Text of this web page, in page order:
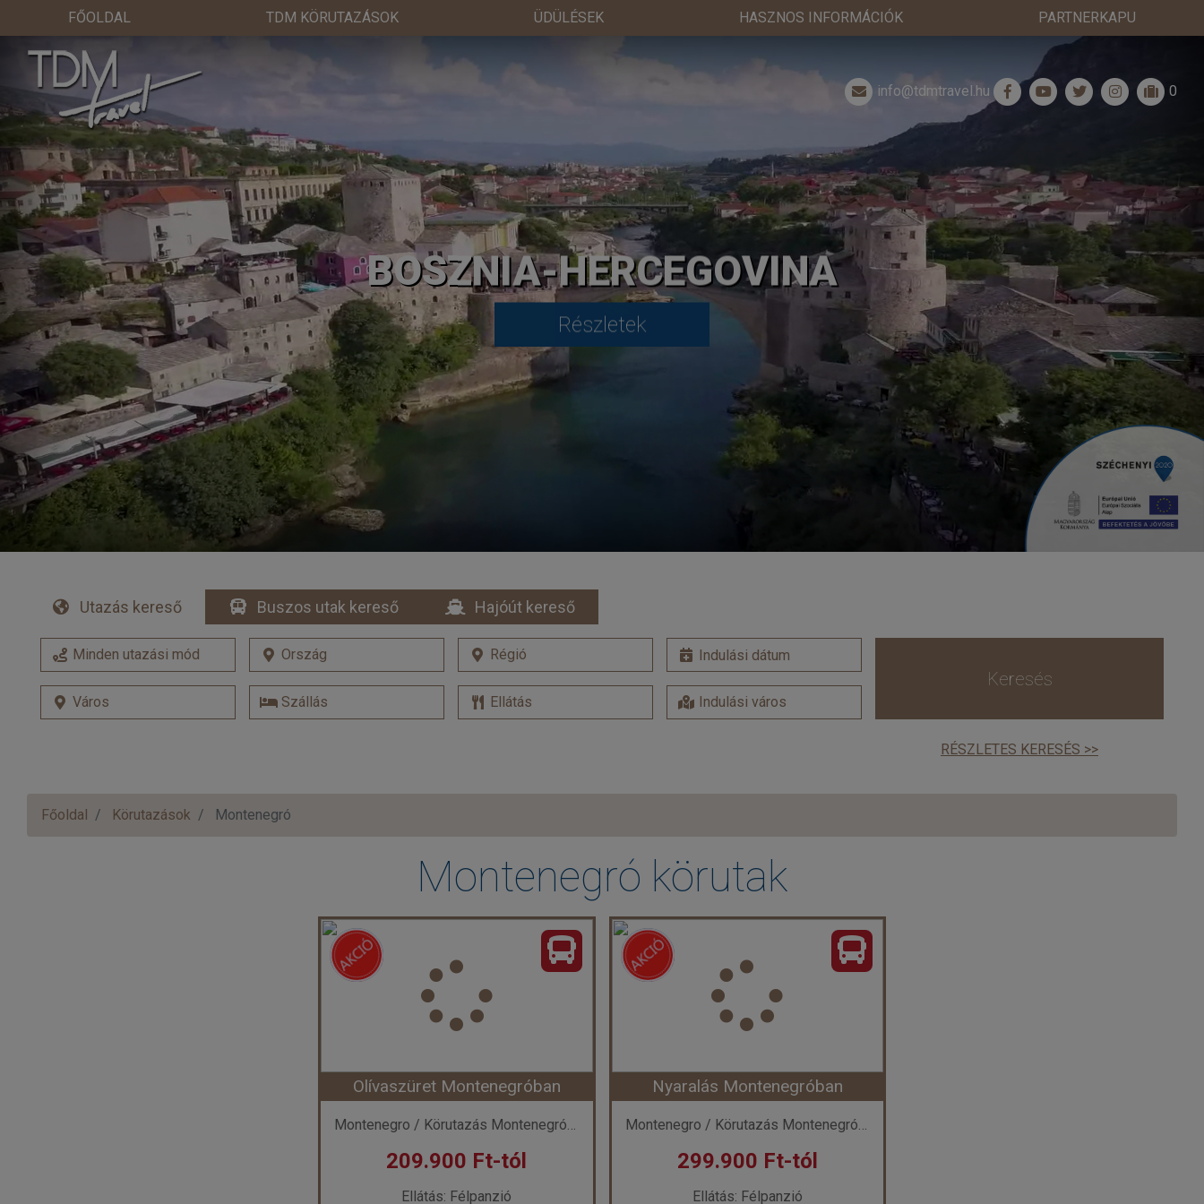
FŐOLDAL TDM KÖRUTAZÁSOK ÜDÜLÉSEK HASZNOS INFORMÁCIÓK PARTNERKAPU
info@tdmtravel.hu 0
BOSZNIA-HERCEGOVINA
Részletek
Utazás kereső Buszos utak kereső Hajóút kereső
Keresés
RÉSZLETES KERESÉS >>
Főoldal Körutazások Montenegró
Montenegró körutak
Olívaszüret Montenegróban
209.900 Ft-tól
Ellátás: Félpanzió
Nyaralás Montenegróban
299.900 Ft-tól
Ellátás: Félpanzió